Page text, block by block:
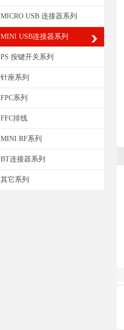
MICRO USB 连接器系列
MINI USB连接器系列
PS 按键开关系列
针座系列
FPC系列
FFC排线
MINI RF系列
BT连接器系列
其它系列